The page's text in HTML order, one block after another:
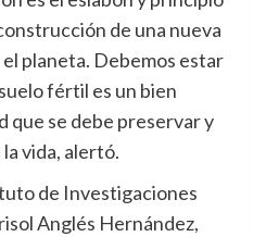
de una nueva
planeta. Debemos estar
fértil es un bien
que se debe preservar y
vida, alertó.
de Investigaciones
Anglés Hernández,